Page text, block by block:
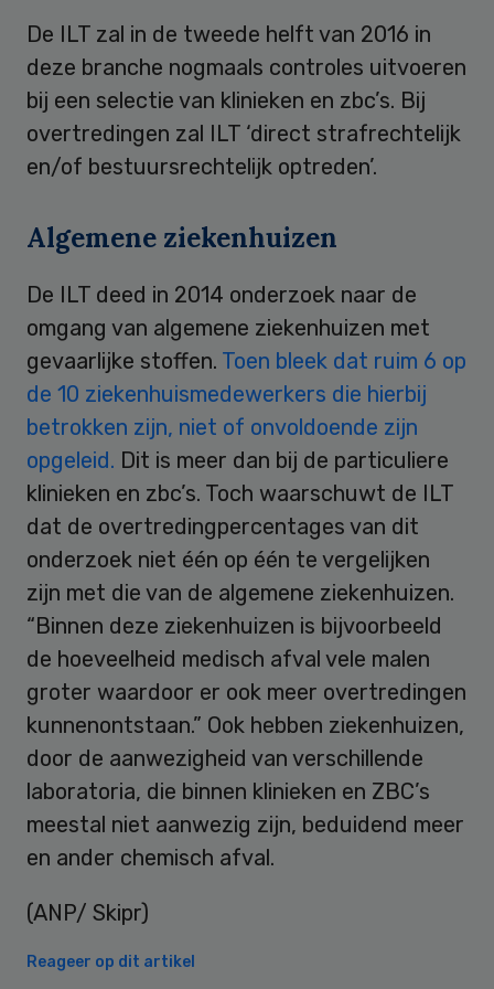
De ILT zal in de tweede helft van 2016 in
deze branche nogmaals controles uitvoeren
bij een selectie van klinieken en zbc’s. Bij
overtredingen zal ILT ‘direct strafrechtelijk
en/of bestuursrechtelijk optreden’.
Algemene ziekenhuizen
De ILT deed in 2014 onderzoek naar de
omgang van algemene ziekenhuizen met
gevaarlijke stoffen. Toen bleek dat ruim 6 op
de 10 ziekenhuismedewerkers die hierbij
betrokken zijn, niet of onvoldoende zijn
opgeleid. Dit is meer dan bij de particuliere
klinieken en zbc’s. Toch waarschuwt de ILT
dat de overtredingpercentages van dit
onderzoek niet één op één te vergelijken
zijn met die van de algemene ziekenhuizen.
“Binnen deze ziekenhuizen is bijvoorbeeld
de hoeveelheid medisch afval vele malen
groter waardoor er ook meer overtredingen
kunnenontstaan.” Ook hebben ziekenhuizen,
door de aanwezigheid van verschillende
laboratoria, die binnen klinieken en ZBC’s
meestal niet aanwezig zijn, beduidend meer
en ander chemisch afval.
(ANP/ Skipr)
Reageer op dit artikel